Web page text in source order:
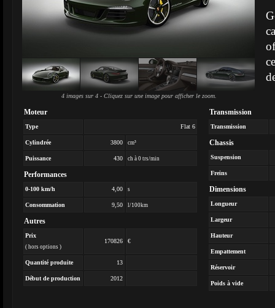
4 images sur 4 - Cliquez sur une image pour afficher le zoom.
Moteur
Type Flat 6
Cylindrée 3800 cm³
Puissance 430 ch à 0 trs/min
Performances
0-100 km/h 4,00 s
Consommation 9,50 l/100km
Autres
Prix
( hors options )
170826 €
Quantité produite 13
Début de production 2012
Transmission
Transmission
Chassis
Suspension
Freins
Dimensions
Longueur
Largeur
Hauteur
Empattement
Réservoir
Poids à vide